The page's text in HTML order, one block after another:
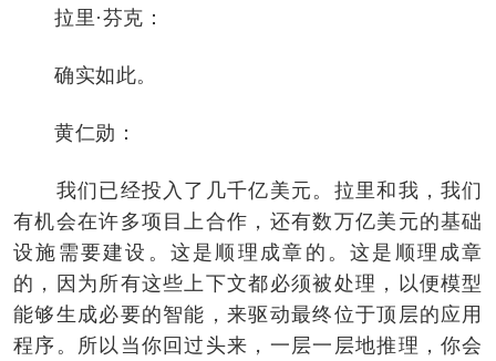
拉里·芬克：
确实如此。
黄仁勋：
我们已经投入了几千亿美元。拉里和我，我们
有机会在许多项目上合作，还有数万亿美元的基础
设施需要建设。这是顺理成章的。这是顺理成章
的，因为所有这些上下文都必须被处理，以便模型
能够生成必要的智能，来驱动最终位于顶层的应用
程序。所以当你回过头来，一层一层地推理，你会